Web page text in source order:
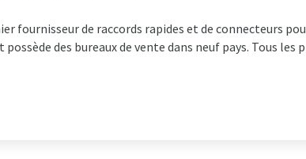
fournisseur de raccords rapides et de connecteurs
des bureaux de vente dans neuf pays. Tous